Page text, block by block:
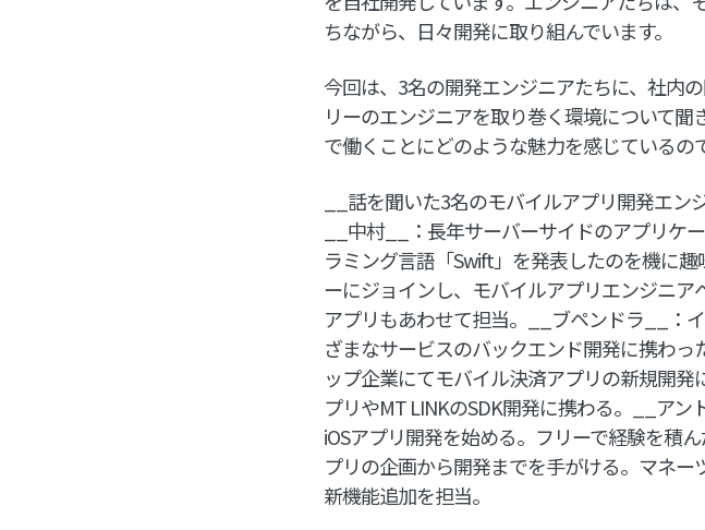
ちながら、日々開発に取り組んでいます。
今回は、3名の開発エンジニアたちに、社内
リーのエンジニアを取り巻く環境について
で働くことにどのような魅力を感じているの
__話を聞いた3名のモバイルアプリ開発エン
__中村__：長年サーバーサイドのアプリケ
ラミング言語「Swift」を発表したのを機に
ーにジョインし、モバイルアプリエンジニ
アプリもあわせて担当。__ブペンドラ__：
ざまなサービスのバックエンド開発に携わ
ップ企業にてモバイル決済アプリの新規開
プリやMT LINKのSDK開発に携わる。__アン
iOSアプリ開発を始める。フリーで経験を積
プリの企画から開発までを手がける。マネ
新機能追加を担当。